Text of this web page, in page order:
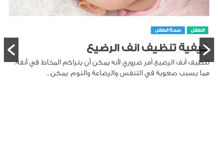
الطفل صحة الطفل
كيفية تنظيف انف الرضيع
تنظيف أنف الرضيع أمر ضروري لأنه يمكن أن يتراكم المخاط في أنفه،
مما يسبب صعوبة في التنفس والرضاعة والنوم. يمكن...